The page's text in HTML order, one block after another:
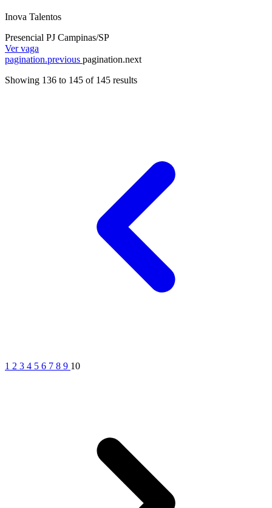
Inova Talentos
Presencial PJ Campinas/SP
Ver vaga
pagination.previous pagination.next
Showing 136 to 145 of 145 results
1 2 3 4 5 6 7 8 9 10